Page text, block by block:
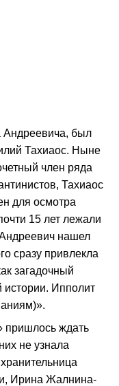
Андреевича, был
Тахиаос. Ныне
член ряда
Тахиаос
для осмотра
15 лет лежали
нашел
сразу привлекла
загадочный
истории. Ипполит
пришлось ждать
не узнала
Ирина Жалнина-